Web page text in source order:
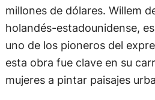
millones de dólares. Willem
holandés-estadounidense,
uno de los pioneros del
esta obra fue clave en su
mujeres a pintar paisajes